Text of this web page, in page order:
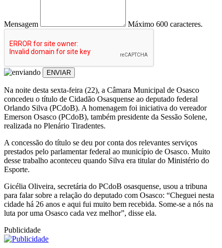
Mensagem Máximo 600 caracteres.
ENVIAR
Na noite desta sexta-feira (22), a Câmara Municipal de Osasco
concedeu o título de Cidadão Osasquense ao deputado federal
Orlando Silva (PCdoB). A homenagem foi iniciativa do vereador
Emerson Osasco (PCdoB), também presidente da Sessão Solene,
realizada no Plenário Tiradentes.
A concessão do título se deu por conta dos relevantes serviços
prestados pelo parlamentar federal ao município de Osasco. Muito
desse trabalho aconteceu quando Silva era titular do Ministério do
Esporte.
Gicélia Oliveira, secretária do PCdoB osasquense, usou a tribuna
para falar sobre a relação do deputado com Osasco: “Cheguei nesta
cidade há 26 anos e aqui fui muito bem recebida. Some-se a nós na
luta por uma Osasco cada vez melhor”, disse ela.
Publicidade